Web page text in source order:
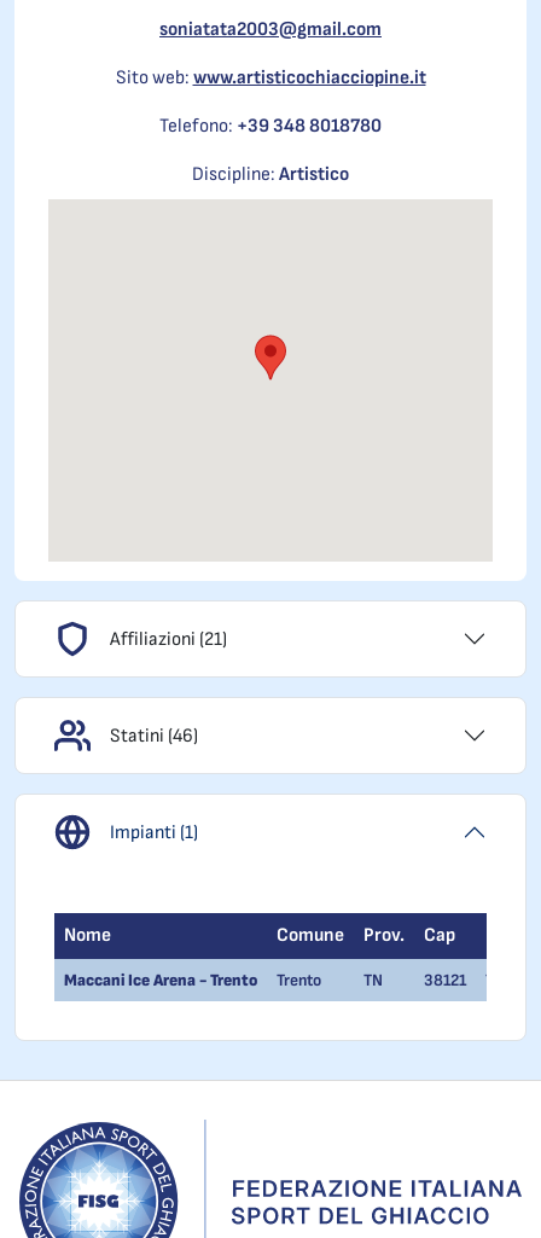
soniatata2003@gmail.com
Sito web: www.artisticochiacciopine.it
Telefono: +39 348 8018780
Discipline: Artistico
Affiliazioni (21)
Statini (46)
Impianti (1)
Nome Comune Prov. Cap
Maccani Ice Arena - Trento Trento TN 38121 TRENTO